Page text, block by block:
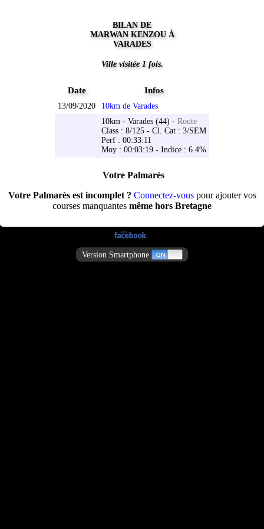
BILAN DE
MARWAN KENZOU À
VARADES
Ville visitée 1 fois.
Date Infos
13/09/2020
10km de Varades
10km - Varades (44) - Route
Class : 8/125 - Cl. Cat : 3/SEM
Perf : 00:33:11
Moy : 00:03:19 - Indice : 6.4%
Votre Palmarès
Votre Palmarès est incomplet ? Connectez-vouspour ajouter vos
courses manquantes même hors Bretagne
Version Smartphone